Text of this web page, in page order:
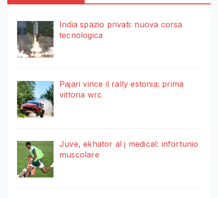
India spazio privati: nuova corsa
tecnologica
Pajari vince il rally estonia: prima
vittoria wrc
Juve, ekhator al j medical: infortunio
muscolare